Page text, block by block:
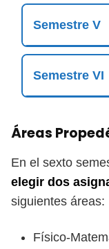
Semestre V
Semestre VI
Áreas
En el sexto
elegir dos
siguientes áreas:
Físico-